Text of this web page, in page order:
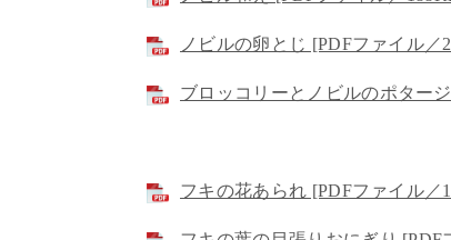
ノビルの卵とじ [PDFファイル／
ブロッコリーとノビルのポター
フキの花あられ [PDFファイル／